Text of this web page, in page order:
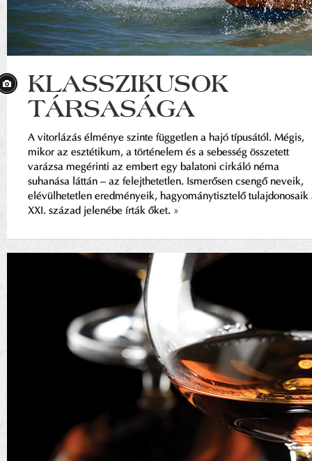
KLASSZIKUSOK
TÁRSASÁGA
A vitorlázás élménye szinte független a hajó típusától. Mégis,
mikor az esztétikum, a történelem és a sebesség összetett
varázsa megérinti az embert egy balatoni cirkáló néma
suhanása láttán – az felejthetetlen. Ismerősen csengő neveik,
elévülhetetlen eredményeik, hagyománytisztelő tulajdonosaik
XXI. század jelenébe írták őket. »